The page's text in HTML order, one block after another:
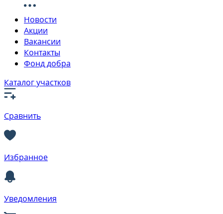
Новости
Акции
Вакансии
Контакты
Фонд добра
Каталог участков
Сравнить
Избранное
Уведомления